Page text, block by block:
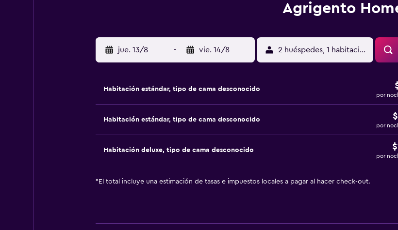
Agrigento
jue. 13/8 - vie. 14/8 2 huéspedes, 1 habitación
Habitación estándar, tipo de cama desconocido
por
Habitación estándar, tipo de cama desconocido
por
Habitación deluxe, tipo de cama desconocido
por
* El total incluye una estimación de tasas e impuestos locales a pagar al hacer check-out.